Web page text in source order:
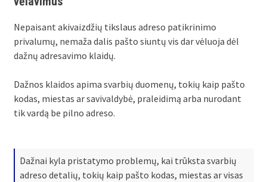
Nepaisant akivaizdžių tikslaus adreso patikrinimo
privalumų, nemaža dalis pašto siuntų vis dar vėluoja dėl
dažnų adresavimo klaidų.
Dažnos klaidos apima svarbių duomenų, tokių kaip pašto
kodas, miestas ar savivaldybė, praleidimą arba nurodant
tik vardą be pilno adreso.
Dažnai kyla pristatymo problemų, kai trūksta svarbių
adreso detalių, tokių kaip pašto kodas, miestas ar visas